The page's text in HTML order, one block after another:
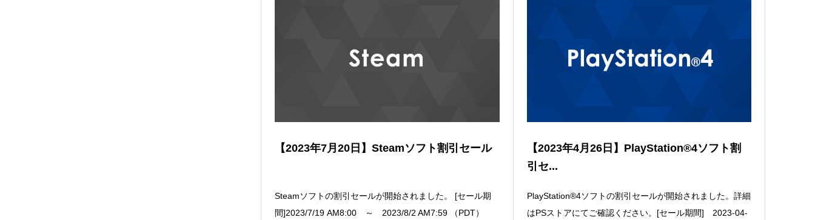
【2023年7月20日】Steamソフト割引セール
Steamソフトの割引セールが開始されました。 [セール期
間]2023/7/19 AM8:00 ～ 2023/8/2 AM7:59 （PDT）
【2023年4月26日】PlayStation®4ソフト割
引セ...
PlayStation®4ソフトの割引セールが開始されました。詳細
はPSストアにてご確認ください。[セール期間] 2023-04-